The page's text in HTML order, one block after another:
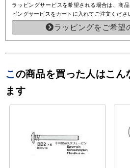
ラッピングサービスを希望される場合は、商
ピングサービスをカートに入れてご注文くださ
ラッピングをご希望
この商品を買った人はこんな商品も買ってい
ます